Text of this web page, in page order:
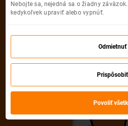
Ups!
Pelikán sa veľmi
ponuku nevie
neaktuálna alebo
nie je
Nebojte sa, nejedná sa o žiadny
kedykoľvek upraviť alebo vypnúť.
Odmietnuť
Prispôsobiť
Povoliť